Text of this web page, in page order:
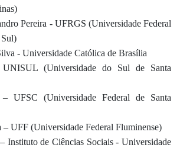
Pereira - UFRGS (Universidade Federal
- Universidade Católica de Brasília
(Universidade do Sul de Santa
UFSC (Universidade Federal de Santa
– UFF (Universidade Federal Fluminense)
Instituto de Ciências Sociais - Universidade